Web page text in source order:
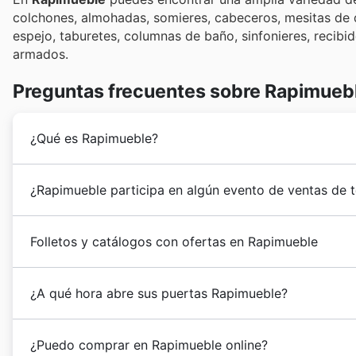
colchones, almohadas, somieres, cabeceros, mesitas
espejo, taburetes, columnas de baño, sinfonieres,
armados.
Preguntas frecuentes sobre
¿Qué es Rapimueble?
de superficie comercial en Andalucía, Castilla-La
País Vasco, Extremadura y Galicia.
¿Rapimueble participa en algún evento de ventas de
para no perderte ninguna promoción. Rapimueble
como lasRebajas de Veranoy lasRebajas de
promociones de
y Año Nuevo . También
Cyber Monday
, y eventos propios de España como
significativamente en tus compras de muebles y
más cercana.
Folletos y catálogos con ofertas en Rapimueble
¿A qué hora abre sus puertas Rapimueble?
modificar sus horarios de apertura y cierre
¿Puedo comprar en Rapimueble online?